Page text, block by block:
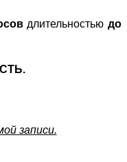
длительностью до
записи.